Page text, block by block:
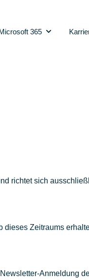
for Software
365
Show
richtet sich
dieses Zeitraums
Anmeldung